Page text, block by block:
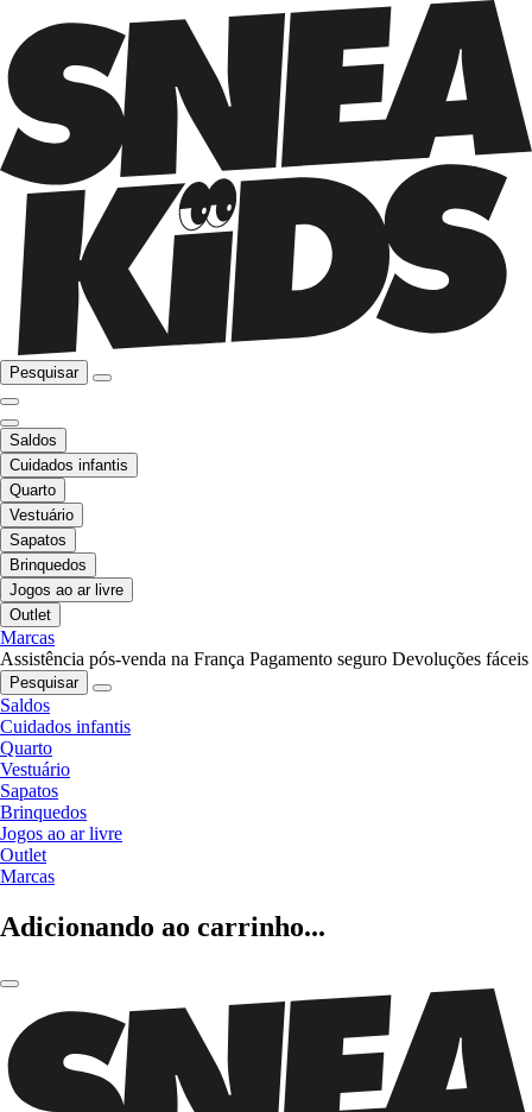
Pesquisar
Saldos
Cuidados infantis
Quarto
Vestuário
Sapatos
Brinquedos
Jogos ao ar livre
Outlet
Marcas
Assistência pós-venda na França Pagamento seguro Devoluções fáceis
Pesquisar
Saldos
Cuidados infantis
Quarto
Vestuário
Sapatos
Brinquedos
Jogos ao ar livre
Outlet
Marcas
Adicionando ao carrinho...